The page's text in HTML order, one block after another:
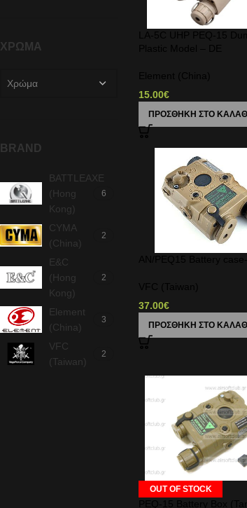
ΧΡΏΜΑ
Χρώμα
BRAND
BATTLEAXE
(Hong
Kong)
6
CYMA
(China)
2
E&C
(Hong
Kong)
2
Element
(China)
3
VFC
(Taiwan)
2
15.00€
ΠΡΟΣΘΉΚΗ ΣΤΟ ΚΑΛΆΘΙ
37.00€
ΠΡΟΣΘΉΚΗ ΣΤΟ ΚΑΛΆΘΙ
OUT OF STOCK